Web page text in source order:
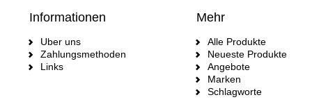
Informationen
Uber uns
Zahlungsmethoden
Links
Mehr
Alle Produkte
Neueste Produkte
Angebote
Marken
Schlagworte